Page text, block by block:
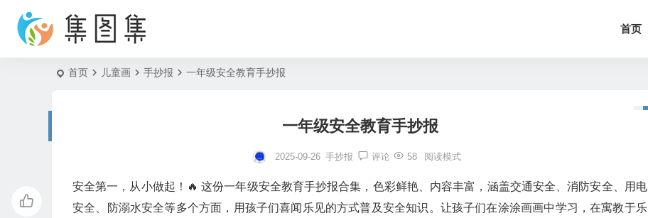
首页
首页 儿童画 手抄报 一年级安全教育手抄报
一年级安全教育手抄报
2025-09-26 手抄报 评论 58 阅读模式
安全第一，从小做起！🔥 这份一年级安全教育手抄报合集，色彩鲜艳、内容丰富，涵盖交通安全、消防安全、用电
安全、防溺水安全等多个方面，用孩子们喜闻乐见的方式普及安全知识。让孩子们在涂涂画画中学习，在寓教于乐